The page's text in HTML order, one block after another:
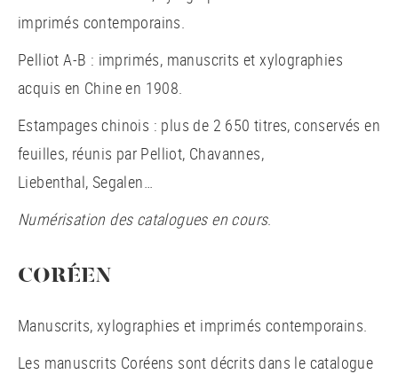
imprimés contemporains.
Pelliot A-B : imprimés, manuscrits et xylographies
acquis en Chine en 1908.
Estampages chinois : plus de 2 650 titres, conservés en
feuilles, réunis par Pelliot, Chavannes,
Liebenthal, Segalen…
Numérisation des catalogues en cours.
CORÉEN
Manuscrits, xylographies et imprimés contemporains.
Les manuscrits Coréens sont décrits dans le catalogue